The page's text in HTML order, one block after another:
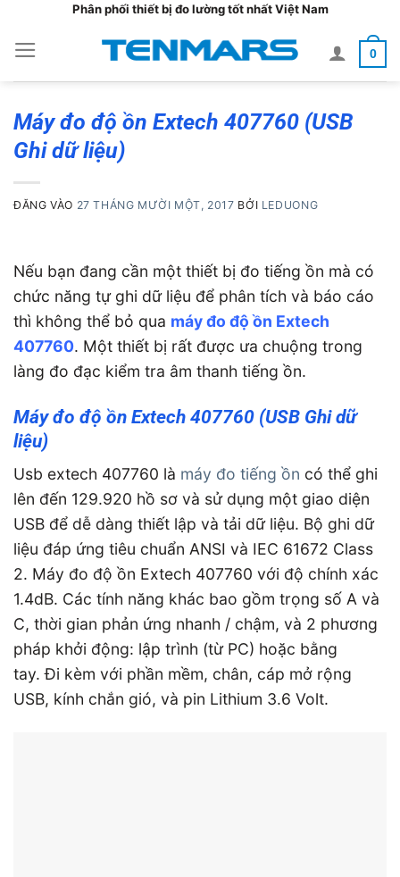
nội
dung
Phân phối thiết bị đo lường tốt nhất Việt Nam
0
Máy đo độ ồn Extech 407760 (USB
Ghi dữ liệu)
ĐĂNG VÀO 27 THÁNG MƯỜI MỘT, 2017 BỞI LEDUONG
Nếu bạn đang cần một thiết bị đo tiếng ồn mà có
chức năng tự ghi dữ liệu để phân tích và báo cáo
thì không thể bỏ qua máy đo độ ồn Extech
407760. Một thiết bị rất được ưa chuộng trong
làng đo đạc kiểm tra âm thanh tiếng ồn.
Máy đo độ ồn Extech 407760 (USB Ghi dữ
liệu)
Usb extech 407760 là máy đo tiếng ồn có thể ghi
lên đến 129.920 hồ sơ và sử dụng một giao diện
USB để dễ dàng thiết lập và tải dữ liệu. Bộ ghi dữ
liệu đáp ứng tiêu chuẩn ANSI và IEC 61672 Class
2. Máy đo độ ồn Extech 407760 với độ chính xác
1.4dB. Các tính năng khác bao gồm trọng số A và
C, thời gian phản ứng nhanh / chậm, và 2 phương
pháp khởi động: lập trình (từ PC) hoặc bằng
tay. Đi kèm với phần mềm, chân, cáp mở rộng
USB, kính chắn gió, và pin Lithium 3.6 Volt.